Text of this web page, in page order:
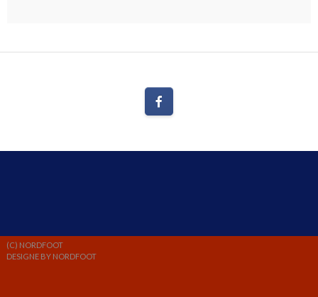
(C) NORDFOOT
DESIGNE BY NORDFOOT